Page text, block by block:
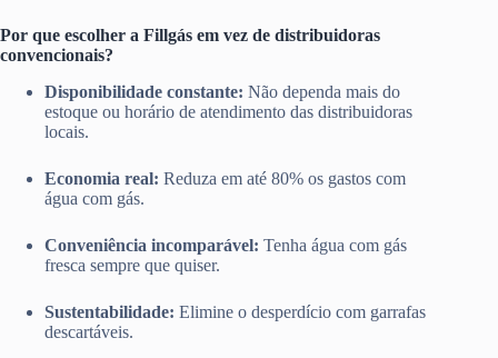
Por que escolher a Fillgás em vez de distribuidoras
convencionais?
Disponibilidade constante: Não dependa mais do
estoque ou horário de atendimento das distribuidoras
locais.
Economia real: Reduza em até 80% os gastos com
água com gás.
Conveniência incomparável: Tenha água com gás
fresca sempre que quiser.
Sustentabilidade: Elimine o desperdício com garrafas
descartáveis.